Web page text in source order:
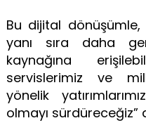
Bu dijital dönüşümle,
yanı sıra daha
kaynağına
servislerimiz ve
yönelik
olmayı sürdüreceğiz”